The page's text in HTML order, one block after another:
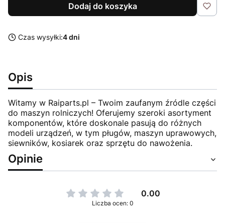
Dodaj do koszyka
Czas wysyłki:4 dni
Opis
Witamy w Raiparts.pl – Twoim zaufanym źródle części
do maszyn rolniczych! Oferujemy szeroki asortyment
komponentów, które doskonale pasują do różnych
modeli urządzeń, w tym pługów, maszyn uprawowych,
siewników, kosiarek oraz sprzętu do nawożenia.
Opinie
0.00
Liczba ocen: 0